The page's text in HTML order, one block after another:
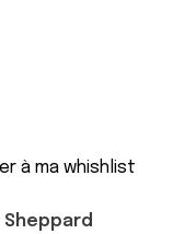
à ma whishlist